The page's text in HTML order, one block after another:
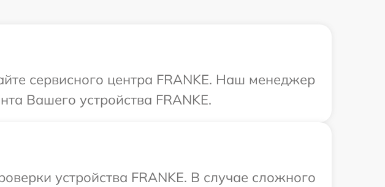
сервисного центра FRANKE. Наш менеджер
Вашего устройства FRANKE.
устройства FRANKE. В случае сложного